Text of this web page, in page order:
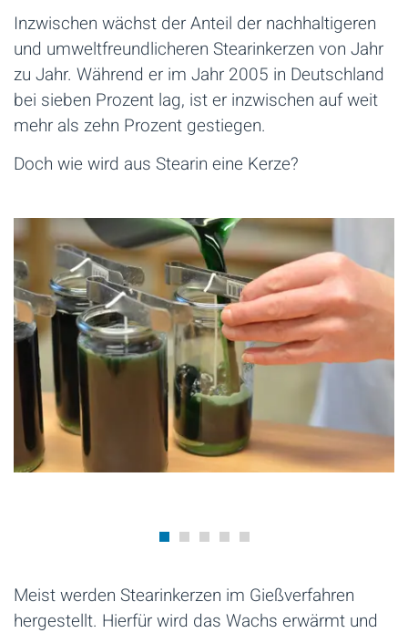
Inzwischen wächst der Anteil der nachhaltigeren
und umweltfreundlicheren Stearinkerzen von Jahr
zu Jahr. Während er im Jahr 2005 in Deutschland
bei sieben Prozent lag, ist er inzwischen auf weit
mehr als zehn Prozent gestiegen.
Doch wie wird aus Stearin eine Kerze?
Meist werden Stearinkerzen im Gießverfahren
hergestellt. Hierfür wird das Wachs erwärmt und